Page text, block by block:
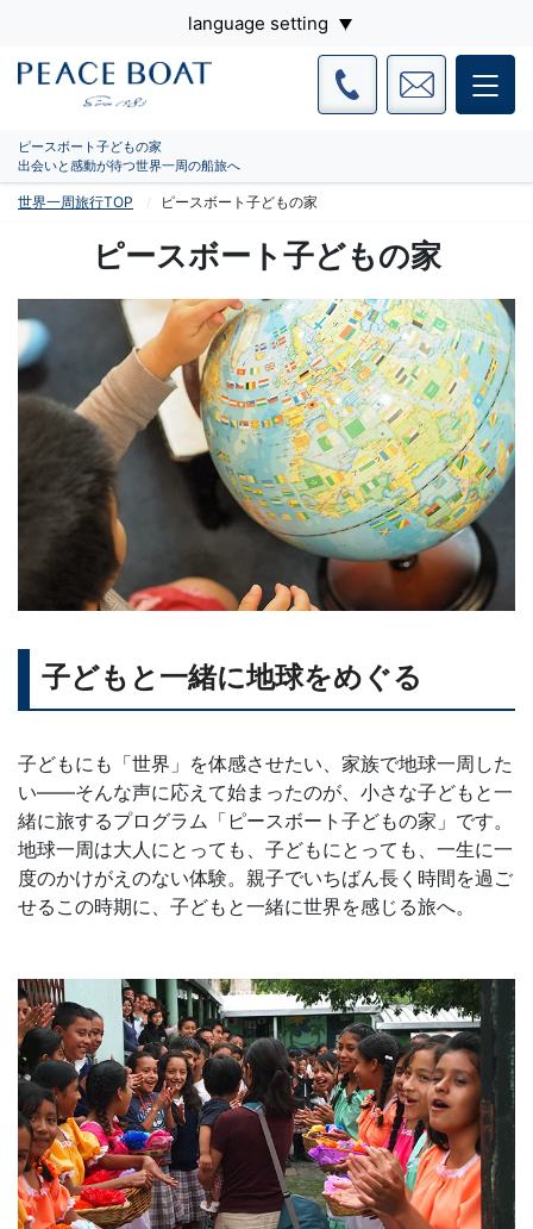
language setting
ピースボート子どもの家
出会いと感動が待つ世界一周の船旅へ
世界一周旅行TOP ピースボート子どもの家
ピースボート子どもの家
子どもと一緒に地球をめぐる
子どもにも「世界」を体感させたい、家族で地球一周した
い——そんな声に応えて始まったのが、小さな子どもと一
緒に旅するプログラム「ピースボート子どもの家」です。
地球一周は大人にとっても、子どもにとっても、一生に一
度のかけがえのない体験。親子でいちばん長く時間を過ご
せるこの時期に、子どもと一緒に世界を感じる旅へ。